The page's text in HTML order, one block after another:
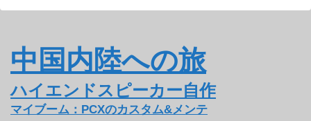
中国内陸への旅
ハイエンドスピーカー自作
マイブーム：PCXのカスタム&メンテ